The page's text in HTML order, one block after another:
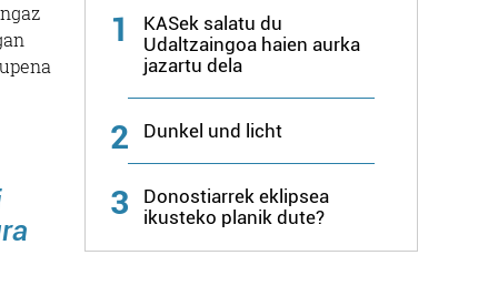
1
KASek salatu du
Udaltzaingoa haien aurka
jazartu dela
2 Dunkel und licht
3
Donostiarrek eklipsea
ikusteko planik dute?